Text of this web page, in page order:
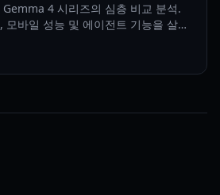
4 시리즈의 심층 비교 분석.
바일 성능 및 에이전트 기능을 살펴